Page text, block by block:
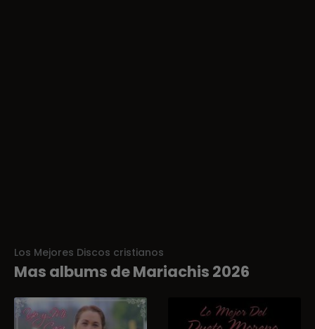
Los Mejores Discos cristianos
Mas albums de Mariachis 2026